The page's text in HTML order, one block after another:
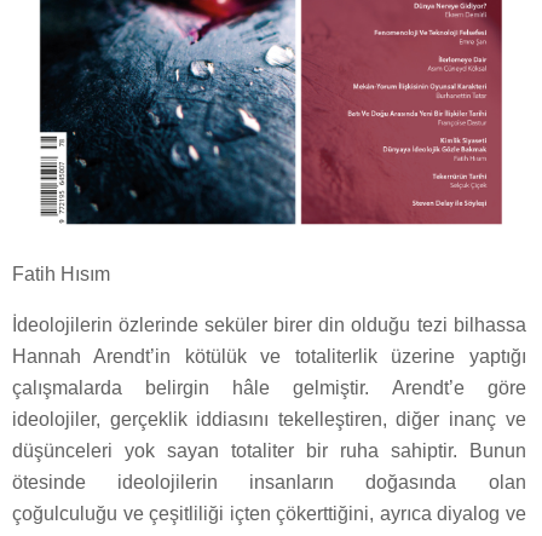
Fatih Hısım
İdeolojilerin özlerinde seküler birer din olduğu tezi bilhassa
Hannah Arendt’in kötülük ve totaliterlik üzerine yaptığı
çalışmalarda belirgin hâle gelmiştir. Arendt’e göre
ideolojiler, gerçeklik iddiasını tekelleştiren, diğer inanç ve
düşünceleri yok sayan totaliter bir ruha sahiptir. Bunun
ötesinde ideolojilerin insanların doğasında olan
çoğulculuğu ve çeşitliliği içten çökerttiğini, ayrıca diyalog ve